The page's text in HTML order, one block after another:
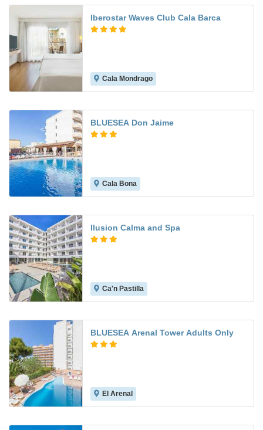
Iberostar Waves Club Cala Barca
Cala Mondrago
BLUESEA Don Jaime
Cala Bona
Ilusion Calma and Spa
Ca'n Pastilla
BLUESEA Arenal Tower Adults Only
El Arenal